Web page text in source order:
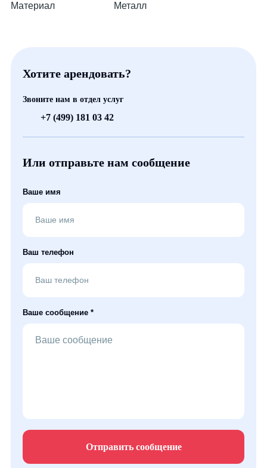
Материал
Металл
Хотите арендовать?
Звоните нам в отдел услуг
+7 (499) 181 03 42
Или отправьте нам сообщение
Ваше имя
Ваш телефон
Ваше сообщение *
Отправить сообщение